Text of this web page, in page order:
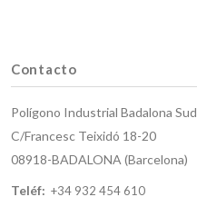
Contacto
Polígono Industrial Badalona Sud
C/Francesc Teixidó 18-20
08918-BADALONA (Barcelona)
Teléf: +34 932 454 610